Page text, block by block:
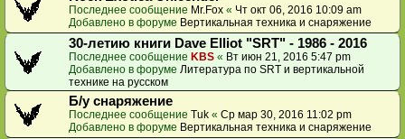
Последнее сообщение Mr.Fox « Чт окт 06, 2016 10:09 am
Добавлено в форуме Вертикальная техника и снаряжение
30-летию книги Dave Elliot "SRT" - 1986 - 2016
Последнее сообщение KBS « Вт июн 21, 2016 5:47 pm
Добавлено в форуме Литература по SRT и вертикальной
технике на русском
Б/у снаряжение
Последнее сообщение Tuk « Ср мар 30, 2016 11:02 pm
Добавлено в форуме Вертикальная техника и снаряжение